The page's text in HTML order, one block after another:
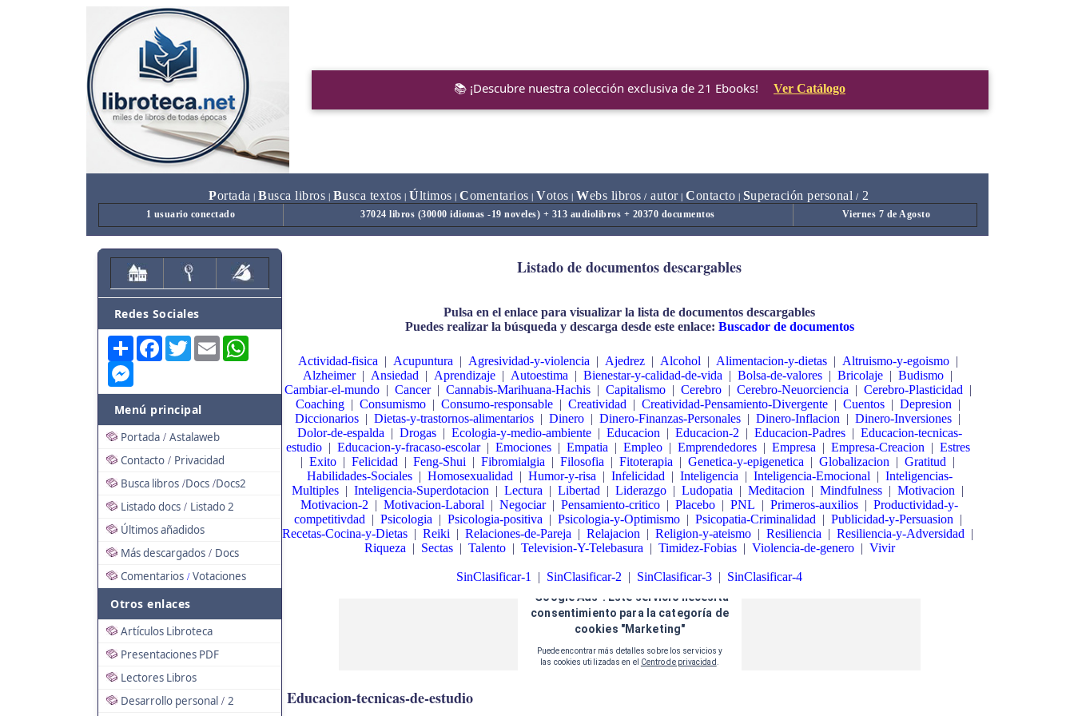
📚 ¡Descubre nuestra colección exclusiva de 21 Ebooks! Ver Catálogo
Portada Busca libros Busca textos Últimos |Comentarios Votos Webs libros / autor|Contacto Superación personal / 2
1 usuario conectado 37024 libros (30000 idiomas -19 noveles) + 313 audiolibros + 20370 documentos Viernes 7 de Agosto
Redes Sociales
Share FacebookTwitterEmail
Menú principal
Portada / Astalaweb
Contacto / Privacidad
Busca libros /Docs /Docs2
Listado docs / Listado 2
Últimos añadidos
Más descargados / Docs
Comentarios / Votaciones
Otros enlaces
Artículos Libroteca
Presentaciones PDF
Lectores Libros
Desarrollo personal / 2
Listado de documentos descargables
Pulsa en el enlace para visualizar la lista de documentos descargables
Puedes realizar la búsqueda y descarga desde este enlace: Buscador de documentos
Actividad-fisica | Acupuntura | Agresividad-y-violencia | Ajedrez| Alcohol | Alimentacion-y-dietas| Altruismo-y-egoismo|
Alzheimer| Ansiedad | Aprendizaje | Autoestima | Bienestar-y-calidad-de-vida | Bolsa-de-valores | Bricolaje | Budismo |
Cambiar-el-mundo| Cancer| Cannabis-Marihuana-Hachis| Capitalismo| Cerebro| Cerebro-Neuorciencia | Cerebro-Plasticidad |
Coaching| Consumismo| Consumo-responsable| Creatividad | Creatividad-Pensamiento-Divergente| Cuentos| Depresion |
Diccionarios | Dietas-y-trastornos-alimentarios | Dinero | Dinero-Finanzas-Personales | Dinero-Inflacion | Dinero-Inversiones |
Dolor-de-espalda | Drogas| Ecologia-y-medio-ambiente| Educacion | Educacion-2 | Educacion-Padres| Educacion-tecnicas-
estudio| Educacion-y-fracaso-escolar| Emociones| Empatia | Empleo| Emprendedores| Empresa | Empresa-Creacion | Estres
| Exito | Felicidad | Feng-Shui | Fibromialgia | Filosofia | Fitoterapia | Genetica-y-epigenetica | Globalizacion | Gratitud |
Habilidades-Sociales| Homosexualidad | Humor-y-risa | Infelicidad | Inteligencia | Inteligencia-Emocional | Inteligencias-
Multiples | Inteligencia-Superdotacion | Lectura | Libertad | Liderazgo | Ludopatia | Meditacion | Mindfulness | Motivacion |
Motivacion-2 | Motivacion-Laboral | Negociar| Pensamiento-critico | Placebo | PNL | Primeros-auxilios | Productividad-y-
competitivdad | Psicologia | Psicologia-positiva | Psicologia-y-Optimismo| Psicopatia-Criminalidad | Publicidad-y-Persuasion |
Recetas-Cocina-y-Dietas | Reiki | Relaciones-de-Pareja | Relajacion | Religion-y-ateismo | Resiliencia | Resiliencia-y-Adversidad |
Riqueza | Sectas| Talento| Television-Y-Telebasura | Timidez-Fobias| Violencia-de-genero| Vivir
SinClasificar-1 | SinClasificar-2 | SinClasificar-3 | SinClasificar-4
Educacion-tecnicas-de-estudio